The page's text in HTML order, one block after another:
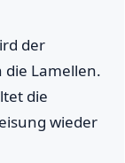
der
Lamellen.
die
wieder